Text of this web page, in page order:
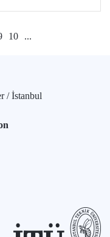
10 ...
/ İstanbul